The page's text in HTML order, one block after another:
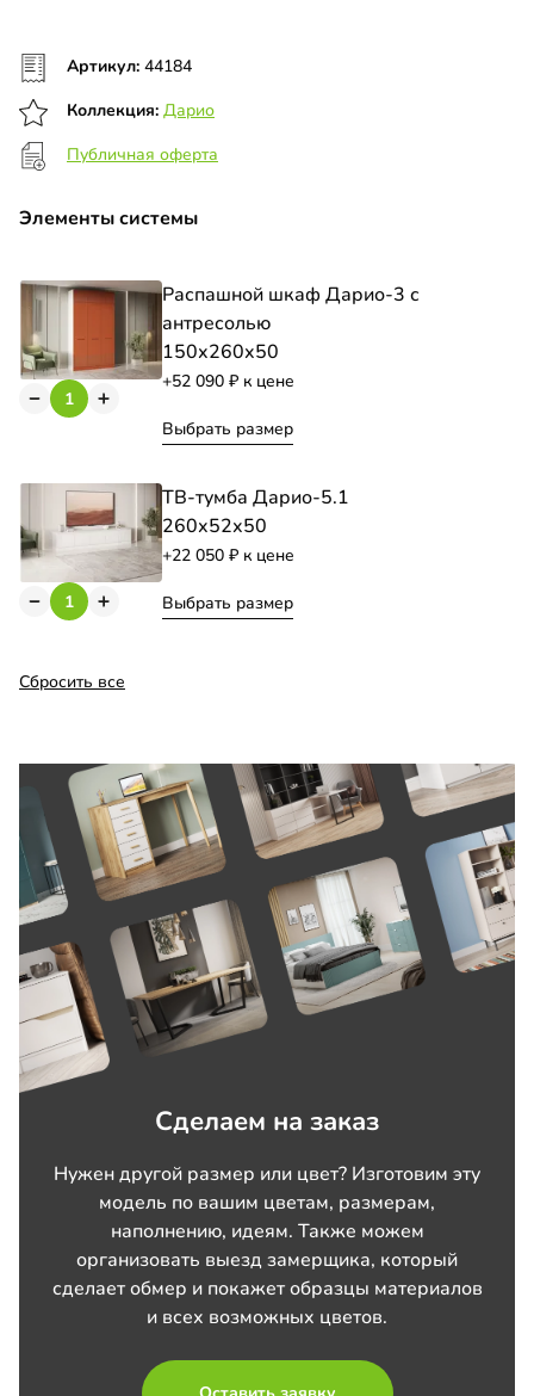
Артикул: 44184
Коллекция: Дарио
Публичная оферта
Элементы системы
Распашной шкаф Дарио-3 с
антресолью
150х260х50
+52 090 к цене
Выбрать размер
ТВ-тумба Дарио-5.1
260х52х50
+22 050 к цене
Выбрать размер
Сбросить все
Сделаем на заказ
Нужен другой размер или цвет? Изготовим эту
модель по вашим цветам, размерам,
наполнению, идеям. Также можем
организовать выезд замерщика, который
сделает обмер и покажет образцы материалов
и всех возможных цветов.